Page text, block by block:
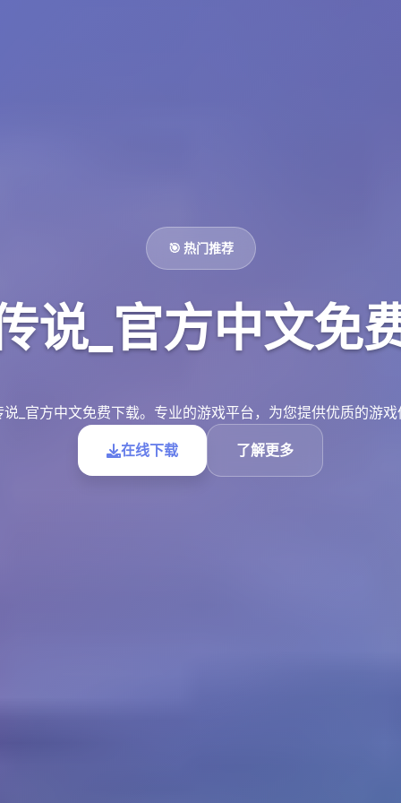
🎯 热门推荐
说_官方中文免
说_官方中文免费下载。专业的游戏平台，为您提供优质的游戏
在线下载 了解更多